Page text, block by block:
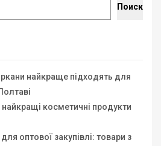
Поиск
найкраще підходять для
косметичні продукти
оптової закупівлі: товари з